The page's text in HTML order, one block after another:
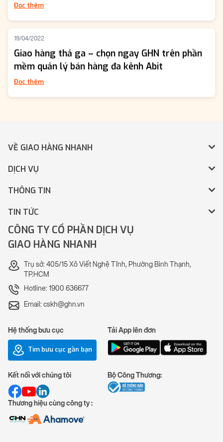
Đọc thêm
19/04/2022
Giao hàng thả ga – chọn ngay GHN trên phần
mềm quản lý bán hàng đa kênh Abit
Đọc thêm
VỀ GIAO HÀNG NHANH
DỊCH VỤ
THÔNG TIN
TIN TỨC
CÔNG TY CỔ PHẦN DỊCH VỤ
GIAO HÀNG NHANH
Trụ sở: 405/15 Xô Viết Nghệ Tĩnh, Phường Bình Thạnh,
TP.HCM
Hotline: 1900 636677
Email: cskh@ghn.vn
Hệ thống bưu cục
Tìm bưu cục gần bạn
Tải App lên đơn
Kết nối với chúng tôi
Thương hiệu cùng công ty :
Bộ Công Thương: